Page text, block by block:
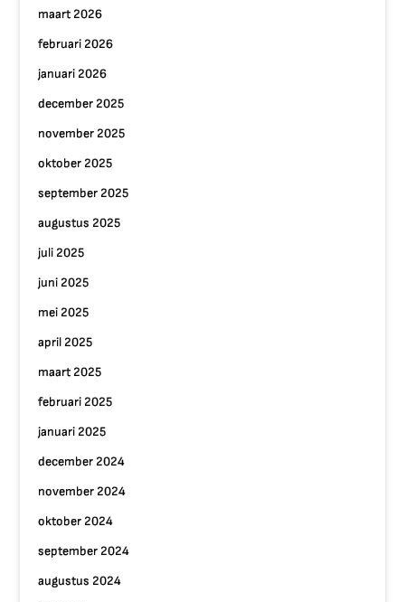
maart 2026
februari 2026
januari 2026
december 2025
november 2025
oktober 2025
september 2025
augustus 2025
juli 2025
juni 2025
mei 2025
april 2025
maart 2025
februari 2025
januari 2025
december 2024
november 2024
oktober 2024
september 2024
augustus 2024